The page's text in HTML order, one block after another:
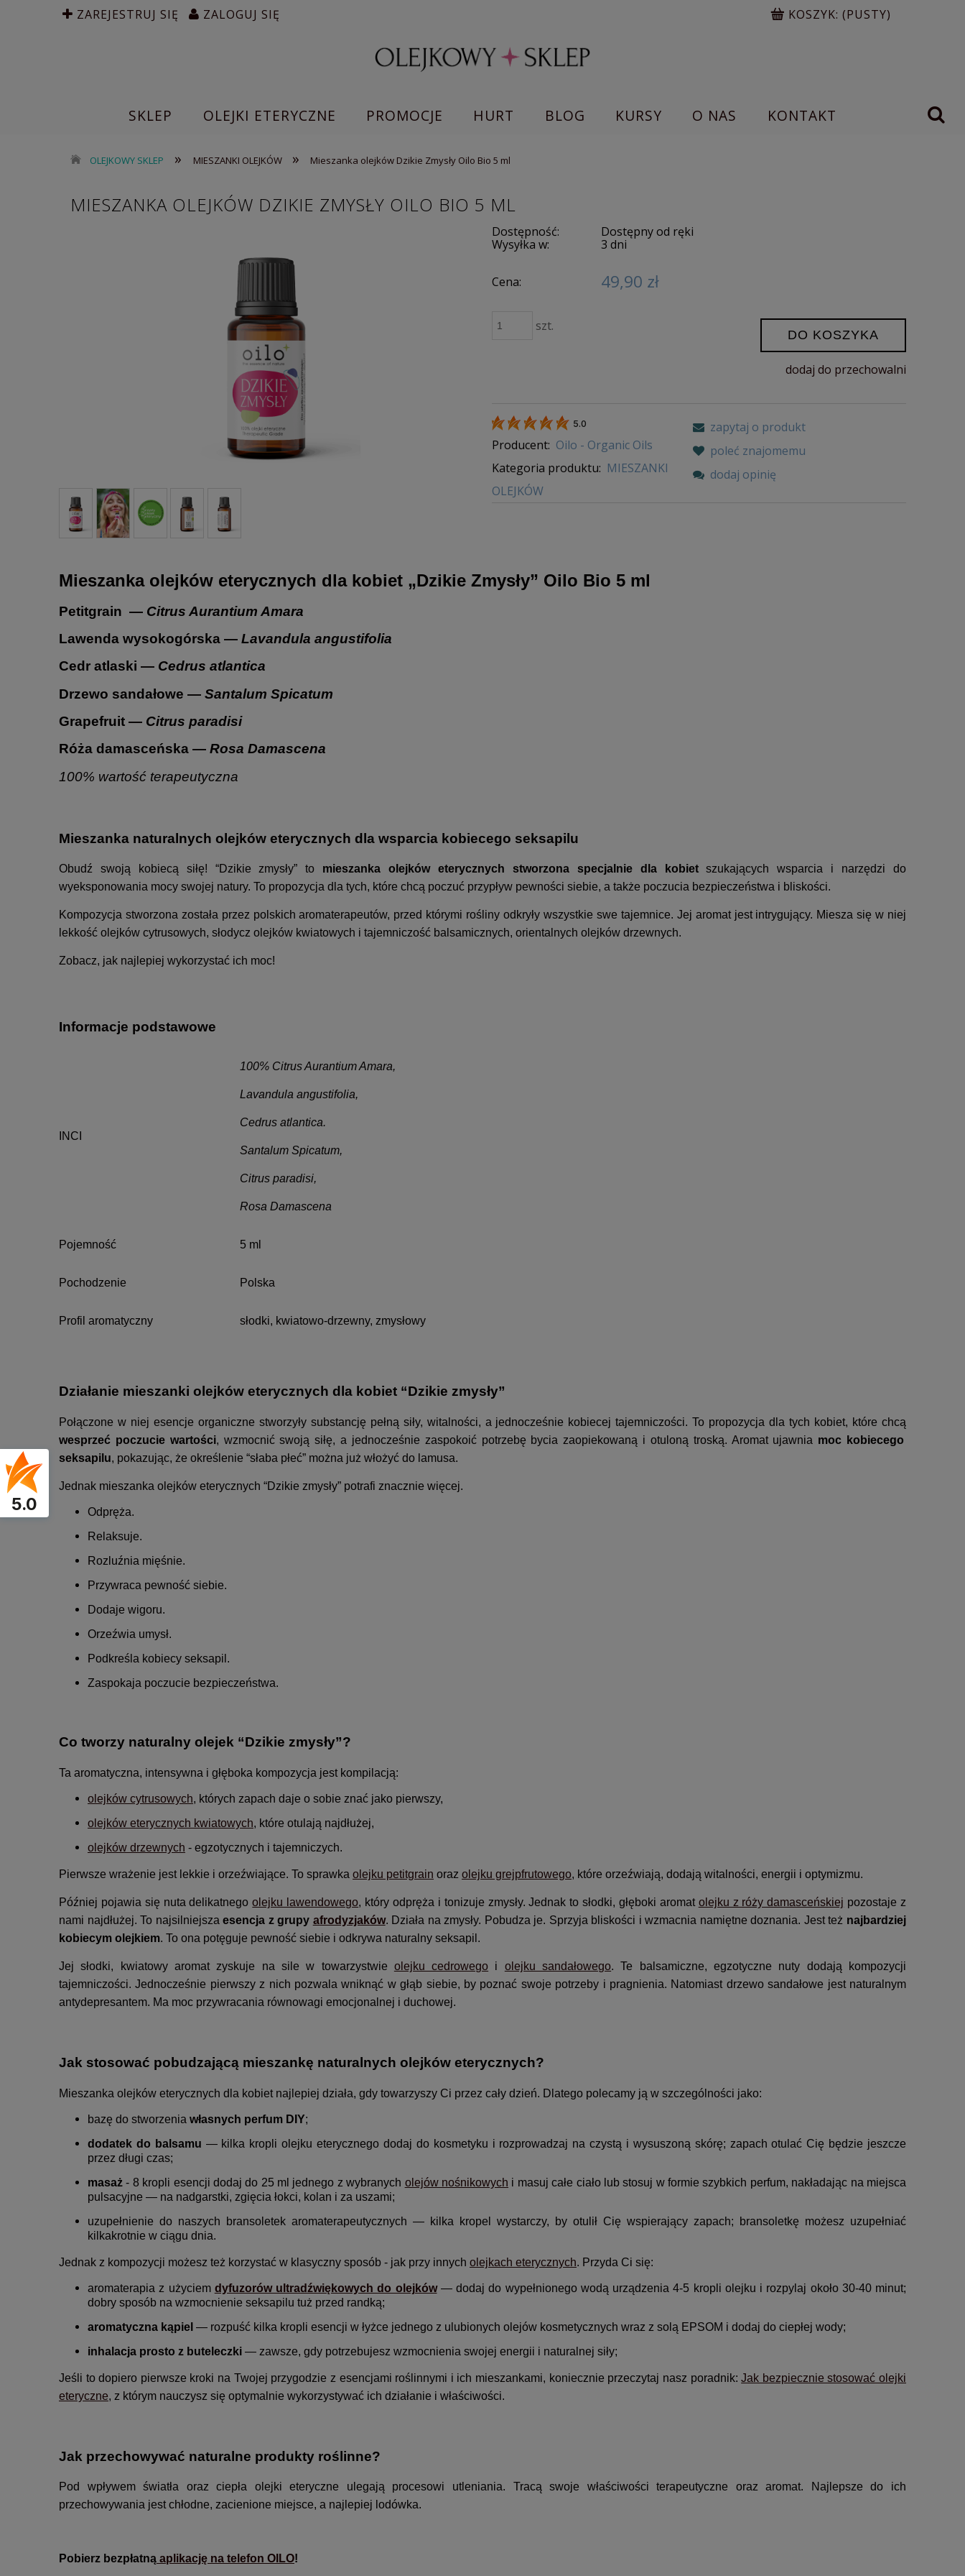
ZAREJESTRUJ SIĘ ZALOGUJ SIĘ KOSZYK: (PUSTY)
SKLEP OLEJKI ETERYCZNE PROMOCJE HURT BLOG KURSY O NAS KONTAKT
OLEJKOWY SKLEP » MIESZANKI OLEJKÓW » Mieszanka olejków Dzikie Zmysły Oilo Bio 5 ml
MIESZANKA OLEJKÓW DZIKIE ZMYSŁY OILO BIO 5 ML
Dostępność:
Dostępny od ręki
Wysyłka w:
3 dni
Cena: 49,90 zł
szt.
DO KOSZYKA
dodaj do przechowalni
5.0
Producent: Oilo - Organic Oils
Kategoria produktu: MIESZANKI
OLEJKÓW
zapytaj o produkt
poleć znajomemu
dodaj opinię
Mieszanka olejków eterycznych dla kobiet „Dzikie Zmysły” Oilo Bio 5 ml
Petitgrain — Citrus Aurantium Amara
Lawenda wysokogórska — Lavandula angustifolia
Cedr atlaski — Cedrus atlantica
Drzewo sandałowe — Santalum Spicatum
Grapefruit — Citrus paradisi
Róża damasceńska — Rosa Damascena
100% wartość terapeutyczna
Mieszanka naturalnych olejków eterycznych dla wsparcia kobiecego seksapilu
Obudź swoją kobiecą siłę! “Dzikie zmysły” to mieszanka olejków eterycznych stworzona specjalnie dla kobietszukających wsparcia i narzędzi do
wyeksponowania mocy swojej natury. To propozycja dla tych, które chcą poczuć przypływ pewności siebie, a także poczucia bezpieczeństwa i bliskości.
Kompozycja stworzona została przez polskich aromaterapeutów, przed którymi rośliny odkryły wszystkie swe tajemnice. Jej aromat jest intrygujący. Miesza się w niej
lekkość olejków cytrusowych, słodycz olejków kwiatowych i tajemniczość balsamicznych, orientalnych olejków drzewnych.
Zobacz, jak najlepiej wykorzystać ich moc!
Informacje podstawowe
INCI
100% Citrus Aurantium Amara,
Lavandula angustifolia,
Cedrus atlantica.
Santalum Spicatum,
Citrus paradisi,
Rosa Damascena
Pojemność 5 ml
Pochodzenie Polska
Profil aromatyczny słodki, kwiatowo-drzewny, zmysłowy
Działanie mieszanki olejków eterycznych dla kobiet “Dzikie zmysły”
Połączone w niej esencje organiczne stworzyły substancję pełną siły, witalności, a jednocześnie kobiecej tajemniczości. To propozycja dla tych kobiet, które chcą
wesprzeć poczucie wartości, wzmocnić swoją siłę, a jednocześnie zaspokoić potrzebę bycia zaopiekowaną i otuloną troską. Aromat ujawnia moc kobiecego
seksapilu, pokazując, że określenie “słaba płeć” można już włożyć do lamusa.
Jednak mieszanka olejków eterycznych “Dzikie zmysły” potrafi znacznie więcej.
Odpręża.
Relaksuje.
Rozluźnia mięśnie.
Przywraca pewność siebie.
Dodaje wigoru.
Orzeźwia umysł.
Podkreśla kobiecy seksapil.
Zaspokaja poczucie bezpieczeństwa.
Co tworzy naturalny olejek “Dzikie zmysły”?
Ta aromatyczna, intensywna i głęboka kompozycja jest kompilacją:
olejków cytrusowych, których zapach daje o sobie znać jako pierwszy,
olejków eterycznych kwiatowych, które otulają najdłużej,
olejków drzewnych - egzotycznych i tajemniczych.
Pierwsze wrażenie jest lekkie i orzeźwiające. To sprawka olejku petitgrain oraz olejku grejpfrutowego, które orzeźwiają, dodają witalności, energii i optymizmu.
Później pojawia się nuta delikatnegoolejku lawendowego, który odpręża i tonizuje zmysły. Jednak to słodki, głęboki aromat olejku z róży damasceńskiej pozostaje z
nami najdłużej. To najsilniejszaesencja z grupy afrodyzjaków. Działa na zmysły. Pobudza je. Sprzyja bliskości i wzmacnia namiętne doznania. Jest też najbardziej
kobiecym olejkiem. To ona potęguje pewność siebie i odkrywa naturalny seksapil.
Jej słodki, kwiatowy aromat zyskuje na sile w towarzystwie olejku cedrowego i olejku sandałowego. Te balsamiczne, egzotyczne nuty dodają kompozycji
tajemniczości. Jednocześnie pierwszy z nich pozwala wniknąć w głąb siebie, by poznać swoje potrzeby i pragnienia. Natomiast drzewo sandałowe jest naturalnym
antydepresantem. Ma moc przywracania równowagi emocjonalnej i duchowej.
Jak stosować pobudzającą mieszankę naturalnych olejków eterycznych?
Mieszanka olejków eterycznych dla kobiet najlepiej działa, gdy towarzyszy Ci przez cały dzień. Dlatego polecamy ją w szczególności jako:
bazę do stworzenia własnych perfum DIY;
dodatek do balsamu — kilka kropli olejku eterycznego dodaj do kosmetyku i rozprowadzaj na czystą i wysuszoną skórę; zapach otulać Cię będzie jeszcze
przez długi czas;
masaż- 8 kropli esencji dodaj do 25 ml jednego z wybranych olejów nośnikowych i masuj całe ciało lub stosuj w formie szybkich perfum, nakładając na miejsca
pulsacyjne — na nadgarstki, zgięcia łokci, kolan i za uszami;
uzupełnienie do naszych bransoletek aromaterapeutycznych — kilka kropel wystarczy, by otulił Cię wspierający zapach; bransoletkę możesz uzupełniać
kilkakrotnie w ciągu dnia.
Jednak z kompozycji możesz też korzystać w klasyczny sposób - jak przy innych olejkach eterycznych. Przyda Ci się:
aromaterapia z użyciem dyfuzorów ultradźwiękowych do olejków— dodaj do wypełnionego wodą urządzenia 4-5 kropli olejku i rozpylaj około 30-40 minut;
dobry sposób na wzmocnienie seksapilu tuż przed randką;
aromatyczna kąpiel — rozpuść kilka kropli esencji w łyżce jednego z ulubionych olejów kosmetycznych wraz z solą EPSOM i dodaj do ciepłej wody;
inhalacja prosto z buteleczki — zawsze, gdy potrzebujesz wzmocnienia swojej energii i naturalnej siły;
Jeśli to dopiero pierwsze kroki na Twojej przygodzie z esencjami roślinnymi i ich mieszankami, koniecznie przeczytaj nasz poradnik:Jak bezpiecznie stosować olejki
eteryczne, z którym nauczysz się optymalnie wykorzystywać ich działanie i właściwości.
Jak przechowywać naturalne produkty roślinne?
Pod wpływem światła oraz ciepła olejki eteryczne ulegają procesowi utleniania. Tracą swoje właściwości terapeutyczne oraz aromat. Najlepsze do ich
przechowywania jest chłodne, zacienione miejsce, a najlepiej lodówka.
Pobierz bezpłatną aplikację na telefon OILO!
5.0